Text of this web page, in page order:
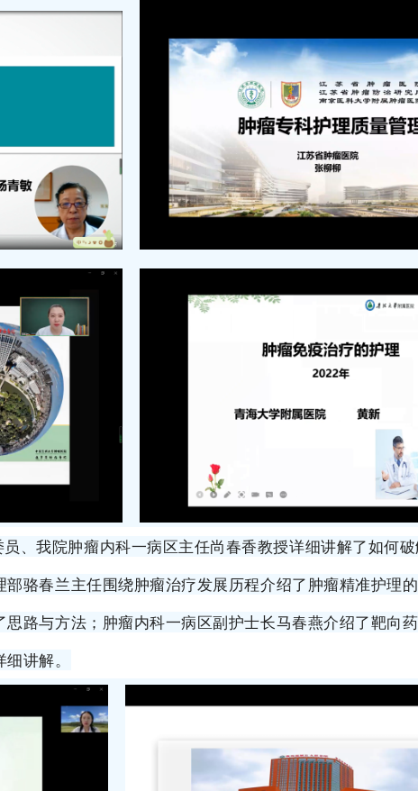
、我院肿瘤内科一病区主任尚春香教授详细讲解了如何破
骆春兰主任围绕肿瘤治疗发展历程介绍了肿瘤精准护理
路与方法；肿瘤内科一病区副护士长马春燕介绍了靶向
讲解。